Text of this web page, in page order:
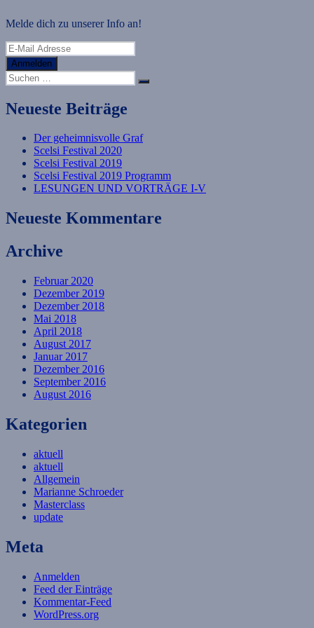
Melde dich zu unserer Info an!
Anmelden
Suche
nach:
Suchen
Neueste Beiträge
Der geheimnisvolle Graf
Scelsi Festival 2020
Scelsi Festival 2019
Scelsi Festival 2019 Programm
LESUNGEN UND VORTRÄGE I-V
Neueste Kommentare
Archive
Februar 2020
Dezember 2019
Dezember 2018
Mai 2018
April 2018
August 2017
Januar 2017
Dezember 2016
September 2016
August 2016
Kategorien
aktuell
aktuell
Allgemein
Marianne Schroeder
Masterclass
update
Meta
Anmelden
Feed der Einträge
Kommentar-Feed
WordPress.org